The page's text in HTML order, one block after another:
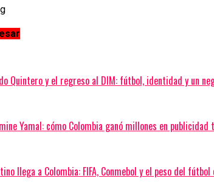
Quintero y el regreso al DIM: fútbol, identidad y un
Yamal: cómo Colombia ganó millones en
llega a Colombia: FIFA, Conmebol y el peso del